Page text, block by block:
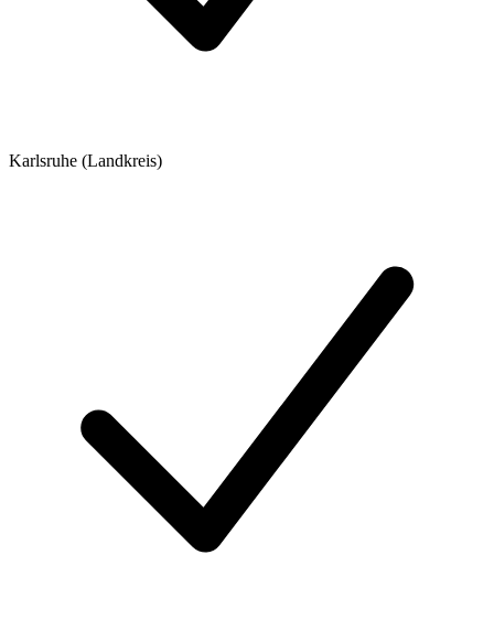
Karlsruhe (Landkreis)